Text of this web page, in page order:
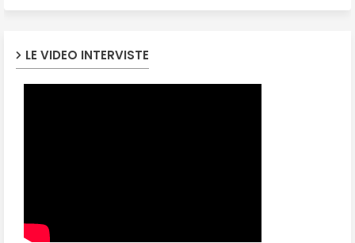
LE VIDEO INTERVISTE